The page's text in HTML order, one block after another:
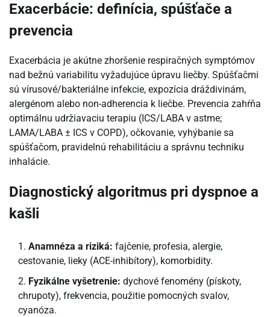
Exacerbácie: definícia, spúšťače a
prevencia
Exacerbácia je akútne zhoršenie respiračných symptómov
nad bežnú variabilitu vyžadujúce úpravu liečby. Spúšťačmi
sú vírusové/bakteriálne infekcie, expozícia dráždivinám,
alergénom alebo non-adherencia k liečbe. Prevencia zahŕňa
optimálnu udržiavaciu terapiu (ICS/LABA v astme;
LAMA/LABA ± ICS v COPD), očkovanie, vyhýbanie sa
spúšťačom, pravidelnú rehabilitáciu a správnu techniku
inhalácie.
Diagnostický algoritmus pri dyspnoe a
kašli
Anamnéza a riziká: fajčenie, profesia, alergie,
cestovanie, lieky (ACE-inhibítory), komorbidity.
Fyzikálne vyšetrenie: dychové fenomény (pískoty,
chrupoty), frekvencia, použitie pomocných svalov,
cyanóza.